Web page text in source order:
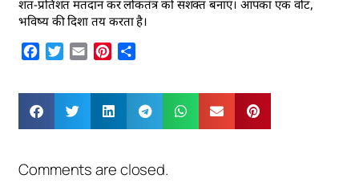
शत-प्रतिशत मतदान कर लोकतंत्र को सशक्त बनाएं। आपका एक वोट,
भविष्य की दिशा तय करता है।
Facebook
Twitter
Email Pinterest
Comments are closed.